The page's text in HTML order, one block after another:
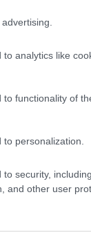
analytics like
functionality of
personalization.
security, including
and other user
Ferenc repülőtér
bázis út-